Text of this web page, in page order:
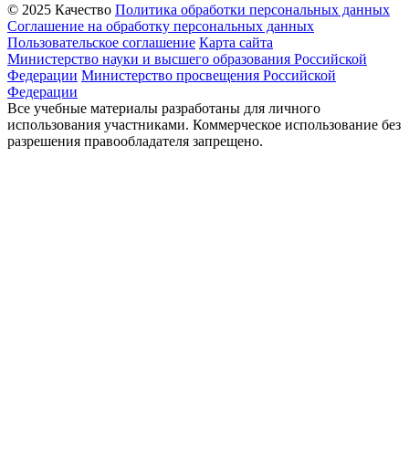
© 2025 Качество Политика обработки персональных данных
Соглашение на обработку персональных данных
Пользовательское соглашение Карта сайта
Министерство науки и высшего образования Российской
Федерации Министерство просвещения Российской
Федерации
Все учебные материалы разработаны для личного
использования участниками. Коммерческое использование без
разрешения правообладателя запрещено.